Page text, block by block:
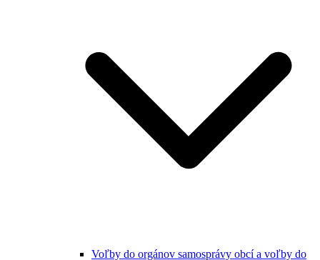
Voľby do orgánov samosprávy obcí a voľby do